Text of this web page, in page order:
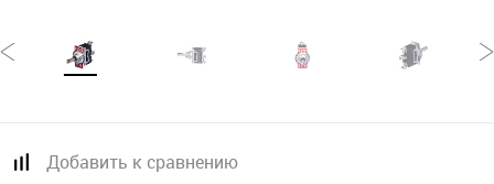
Добавить к сравнению